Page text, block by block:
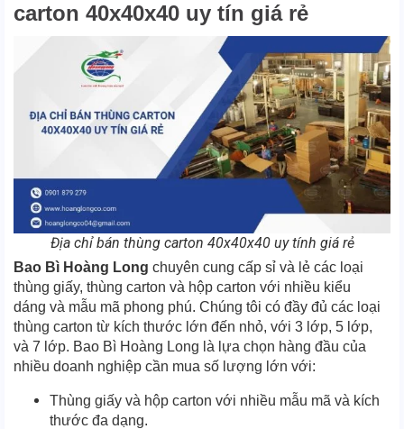
carton 40x40x40 uy tín giá rẻ
Địa chỉ bán thùng carton 40x40x40 uy tính giá rẻ
Bao Bì Hoàng Long chuyên cung cấp sỉ và lẻ các loại
thùng giấy, thùng carton và hộp carton với nhiều kiểu
dáng và mẫu mã phong phú. Chúng tôi có đầy đủ các loại
thùng carton từ kích thước lớn đến nhỏ, với 3 lớp, 5 lớp,
và 7 lớp. Bao Bì Hoàng Long là lựa chọn hàng đầu của
nhiều doanh nghiệp cần mua số lượng lớn với:
Thùng giấy và hộp carton với nhiều mẫu mã và kích
thước đa dạng.